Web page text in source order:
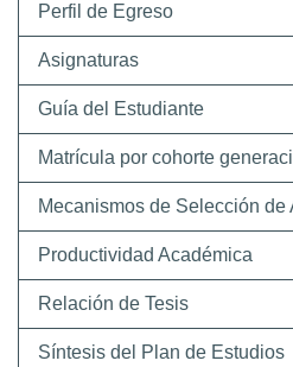
Perfil de Egreso
Asignaturas
Guía del Estudiante
Matrícula por cohorte
Mecanismos de Selección de
Productividad Académica
Relación de Tesis
Síntesis del Plan de Estudios